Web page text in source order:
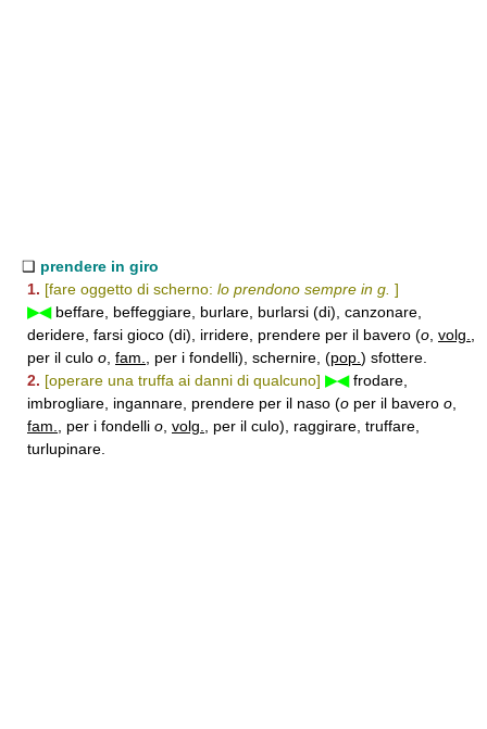
❑ prendere in giro
1. [fare oggetto di scherno: lo prendono sempre in g. ]
▶◀beffare, beffeggiare, burlare, burlarsi (di), canzonare,
deridere, farsi gioco (di), irridere, prendere per il bavero (o volg.
per il culo o fam. , per i fondelli), schernire, (pop. ) sfottere.
2. [operare una truffa ai danni di qualcuno] ▶◀frodare,
imbrogliare, ingannare, prendere per il naso (o per il bavero o
fam.
, per i fondelli o volg.
, per il culo), raggirare, truffare,
turlupinare.